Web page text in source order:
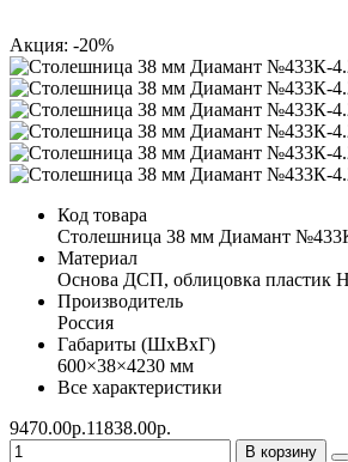
Акция: -20%
Код товара
Столешница 38 мм Диамант
Материал
Основа ДСП, облицовка пластик
Производитель
Россия
Габариты (ШхВхГ)
600×38×4230 мм
Все характеристики
9470.00р.11838.00р.
В корзину